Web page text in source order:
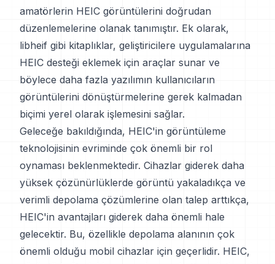
amatörlerin HEIC görüntülerini doğrudan
düzenlemelerine olanak tanımıştır. Ek olarak,
libheif gibi kitaplıklar, geliştiricilere uygulamalarına
HEIC desteği eklemek için araçlar sunar ve
böylece daha fazla yazılımın kullanıcıların
görüntülerini dönüştürmelerine gerek kalmadan
biçimi yerel olarak işlemesini sağlar.
Geleceğe bakıldığında, HEIC'in görüntüleme
teknolojisinin evriminde çok önemli bir rol
oynaması beklenmektedir. Cihazlar giderek daha
yüksek çözünürlüklerde görüntü yakaladıkça ve
verimli depolama çözümlerine olan talep arttıkça,
HEIC'in avantajları giderek daha önemli hale
gelecektir. Bu, özellikle depolama alanının çok
önemli olduğu mobil cihazlar için geçerlidir. HEIC,